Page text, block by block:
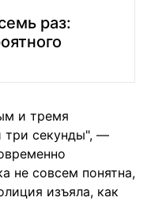
раз:
и тремя
секунды", —
не совсем понятна,
изъяла, как